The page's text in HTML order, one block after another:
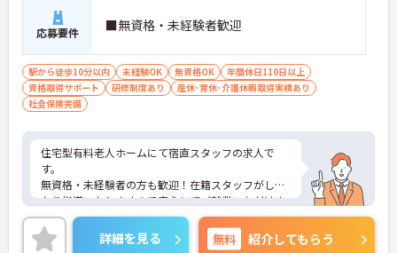
応募要件 ■無資格・未経験者歓迎
駅から徒歩10分以内 未経験OK 無資格OK
年間休日110日以上
資格取得サポート
研修制度あり
産休･育休･介護休暇取得実績あり
社会保険完備
住宅型有料老人ホームにて宿直スタッフの求人で
す。
無資格・未経験者の方も歓迎！在籍スタッフがしっ
かり指導いたしますので安心してご就業いただけま
す！
施設の見学からも可能です◎
ご興味をお持ちの方はお気軽にお問合せ下さい。
詳細を見る 無料 紹介してもらう